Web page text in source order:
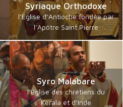
Syriaque Orthodoxe
l’Eglise d’Antioche fondée par
l’Apôtre Saint Pierre
Syro Malabare
l’Eglise des chrétiens du
Kerala et d’Inde